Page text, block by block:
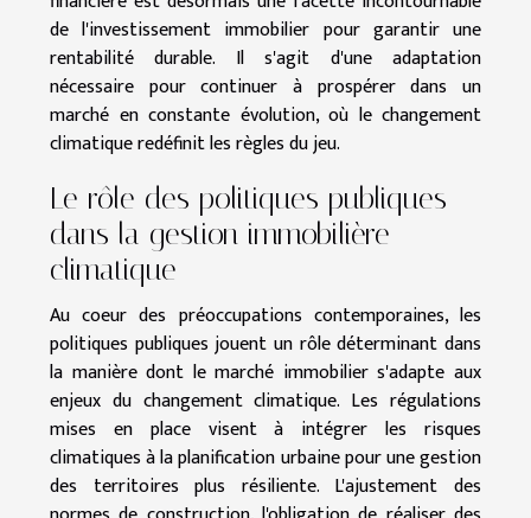
de l'investissement immobilier pour garantir une
rentabilité durable. Il s'agit d'une adaptation
nécessaire pour continuer à prospérer dans un
marché en constante évolution, où le changement
climatique redéfinit les règles du jeu.
Le rôle des politiques publiques
dans la gestion immobilière
climatique
Au coeur des préoccupations contemporaines, les
politiques publiques jouent un rôle déterminant dans
la manière dont le marché immobilier s'adapte aux
enjeux du changement climatique. Les régulations
mises en place visent à intégrer les risques
climatiques à la planification urbaine pour une gestion
des territoires plus résiliente. L'ajustement des